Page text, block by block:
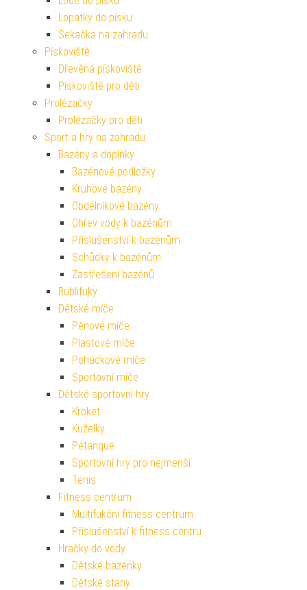
Lopatky do písku
Sekačka na zahradu
Pískoviště
Dřevěná pískoviště
Pískoviště pro děti
Prolézačky
Prolézačky pro děti
Sport a hry na zahradu
Bazény a doplňky
Bazénové podložky
Kruhové bazény
Obdélníkové bazény
Ohřev vody k bazénům
Příslušenství k bazénům
Schůdky k bazénům
Zastřešení bazénů
Bublifuky
Dětské míče
Pěnové míče
Plastové míče
Pohádkové míče
Sportovní míče
Dětské sportovní hry
Kroket
Kuželky
Pétanque
Sportovní hry pro nejmenší
Tenis
Fitness centrum
Multifukční fitness centrum
Příslušenství k fitness centru
Hračky do vody
Dětské bazénky
Dětské stany